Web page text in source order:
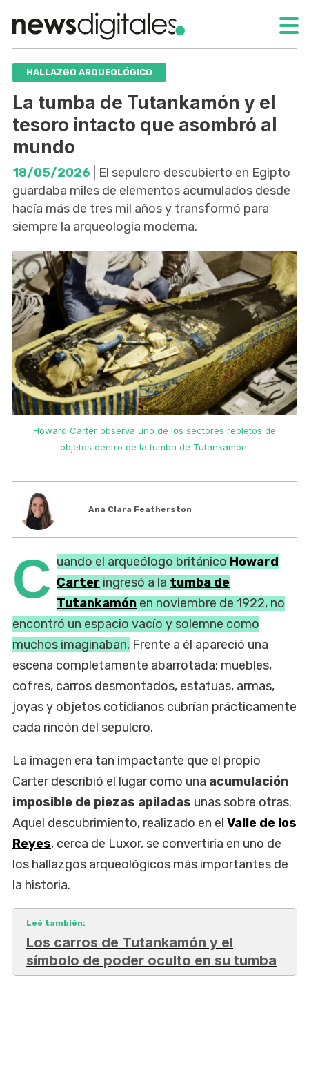
HALLAZGO ARQUEOLÓGICO
La tumba de Tutankamón y el
tesoro intacto que asombró al
mundo
18/05/2026 | El sepulcro descubierto en Egipto
guardaba miles de elementos acumulados desde
hacía más de tres mil años y transformó para
siempre la arqueología moderna.
Howard Carter observa uno de los sectores repletos de
objetos dentro de la tumba de Tutankamón.
Ana Clara Featherston
C uando el arqueólogo británico Howard
Carter ingresó a la tumba de
Tutankamón en noviembre de 1922, no
encontró un espacio vacío y solemne como
muchos imaginaban. Frente a él apareció una
escena completamente abarrotada: muebles,
cofres, carros desmontados, estatuas, armas,
joyas y objetos cotidianos cubrían prácticamente
cada rincón del sepulcro.
La imagen era tan impactante que el propio
Carter describió el lugar como una acumulación
imposible de piezas apiladas unas sobre otras.
Aquel descubrimiento, realizado en el Valle de los
Reyes, cerca de Luxor, se convertiría en uno de
los hallazgos arqueológicos más importantes de
la historia.
Leé también:
Los carros de Tutankamón y el
símbolo de poder oculto en su tumba